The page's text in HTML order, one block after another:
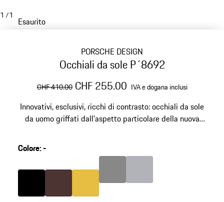
1 /1
Esaurito
PORSCHE DESIGN
Occhiali da sole P´8692
prezzo originale
CHF 410.00prezzo di vendita
CHF 255.00IVA e dogana inclusi
IVA e dogana inclusi
Innovativi, esclusivi, ricchi di contrasto: occhiali da sole
da uomo griffati dall'aspetto particolare della nuova
RXP® ad alte prestazioni. Numero modello: P´8692
Colore:-